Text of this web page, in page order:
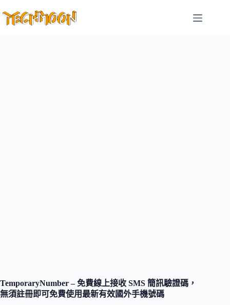
至
TemporaryNumber – 免費線上接收 SMS 簡訊驗證碼，
無須註冊即可免費使用最新有效國外手機號碼